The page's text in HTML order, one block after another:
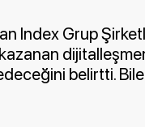
Index Grup
belirtti.